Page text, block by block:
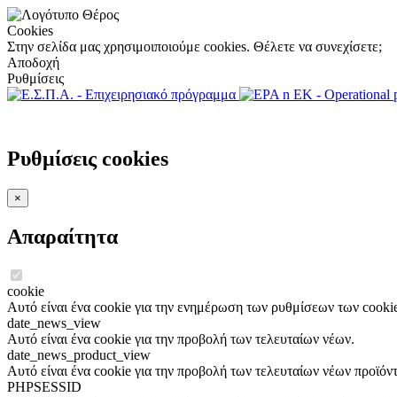
Cookies
Στην σελίδα μας χρησιμοιποιούμε cookies. Θέλετε να συνεχίσετε;
Αποδοχή
Ρυθμίσεις
Ρυθμίσεις cookies
×
Απαραίτητα
cookie
Αυτό είναι ένα cookie για την ενημέρωση των ρυθμίσεων των
date_news_view
Αυτό είναι ένα cookie για την προβολή των τελευταίων νέων.
date_news_product_view
Αυτό είναι ένα cookie για την προβολή των τελευταίων νέων
PHPSESSID